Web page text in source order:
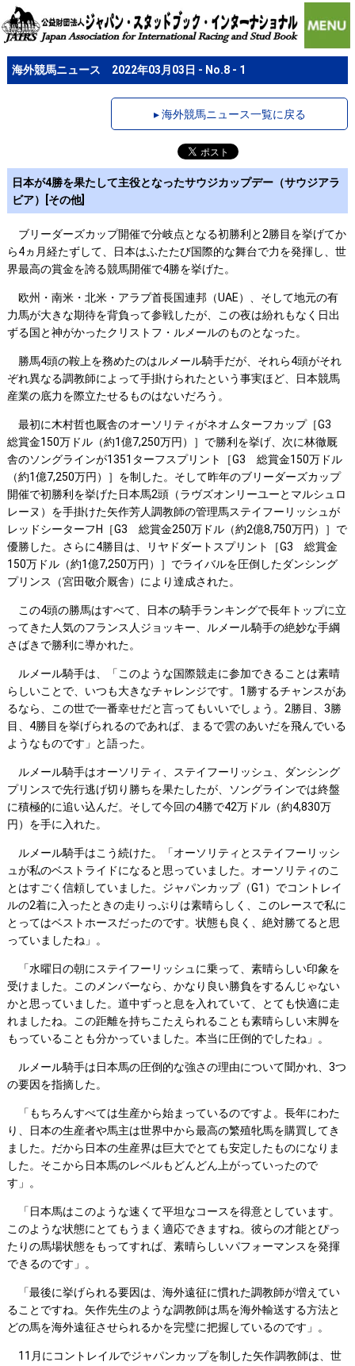
海外競馬ニュース 2022年03月03日 - No.8 - 1
▸ 海外競馬ニュース一覧に戻る
日本が4勝を果たして主役となったサウジカップデー（サウジアラ
ビア）[その他]
ブリーダーズカップ開催で分岐点となる初勝利と2勝目を挙げてか
ら4ヵ月経たずして、日本はふたたび国際的な舞台で力を発揮し、世
界最高の賞金を誇る競馬開催で4勝を挙げた。
欧州・南米・北米・アラブ首長国連邦（UAE）、そして地元の有
力馬が大きな期待を背負って参戦したが、この夜は紛れもなく日出
ずる国と神がかったクリストフ・ルメールのものとなった。
勝馬4頭の鞍上を務めたのはルメール騎手だが、それら4頭がそれ
ぞれ異なる調教師によって手掛けられたという事実ほど、日本競馬
産業の底力を際立たせるものはないだろう。
最初に木村哲也厩舎のオーソリティがネオムターフカップ［G3
総賞金150万ドル（約1億7,250万円）］で勝利を挙げ、次に林徹厩
舎のソングラインが1351ターフスプリント［G3 総賞金150万ドル
（約1億7,250万円）］を制した。そして昨年のブリーダーズカップ
開催で初勝利を挙げた日本馬2頭（ラヴズオンリーユーとマルシュロ
レーヌ）を手掛けた矢作芳人調教師の管理馬ステイフーリッシュが
レッドシーターフH［G3 総賞金250万ドル（約2億8,750万円）］で
優勝した。さらに4勝目は、リヤドダートスプリント［G3 総賞金
150万ドル（約1億7,250万円）］でライバルを圧倒したダンシング
プリンス（宮田敬介厩舎）により達成された。
この4頭の勝馬はすべて、日本の騎手ランキングで長年トップに立
ってきた人気のフランス人ジョッキー、ルメール騎手の絶妙な手綱
さばきで勝利に導かれた。
ルメール騎手は、「このような国際競走に参加できることは素晴
らしいことで、いつも大きなチャレンジです。1勝するチャンスがあ
るなら、この世で一番幸せだと言ってもいいでしょう。2勝目、3勝
目、4勝目を挙げられるのであれば、まるで雲のあいだを飛んでいる
ようなものです」と語った。
ルメール騎手はオーソリティ、ステイフーリッシュ、ダンシング
プリンスで先行逃げ切り勝ちを果たしたが、ソングラインでは終盤
に積極的に追い込んだ。そして今回の4勝で42万ドル（約4,830万
円）を手に入れた。
ルメール騎手はこう続けた。「オーソリティとステイフーリッシ
ュが私のベストライドになると思っていました。オーソリティのこ
とはすごく信頼していました。ジャパンカップ（G1）でコントレイ
ルの2着に入ったときの走りっぷりは素晴らしく、このレースで私に
とってはベストホースだったのです。状態も良く、絶対勝てると思
っていましたね」。
「水曜日の朝にステイフーリッシュに乗って、素晴らしい印象を
受けました。このメンバーなら、かなり良い勝負をするんじゃない
かと思っていました。道中ずっと息を入れていて、とても快適に走
れましたね。この距離を持ちこたえられることも素晴らしい末脚を
もっていることも分かっていました。本当に圧倒的でしたね」。
ルメール騎手は日本馬の圧倒的な強さの理由について聞かれ、3つ
の要因を指摘した。
「もちろんすべては生産から始まっているのですよ。長年にわた
り、日本の生産者や馬主は世界中から最高の繁殖牝馬を購買してき
ました。だから日本の生産界は巨大でとても安定したものになりま
した。そこから日本馬のレベルもどんどん上がっていったので
す」。
「日本馬はこのような速くて平坦なコースを得意としています。
このような状態にとてもうまく適応できますね。彼らの才能とぴっ
たりの馬場状態をもってすれば、素晴らしいパフォーマンスを発揮
できるのです」。
「最後に挙げられる要因は、海外遠征に慣れた調教師が増えてい
ることですね。矢作先生のような調教師は馬を海外輸送する方法と
どの馬を海外遠征させられるかを完璧に把握しているのです」。
11月にコントレイルでジャパンカップを制した矢作調教師は、世